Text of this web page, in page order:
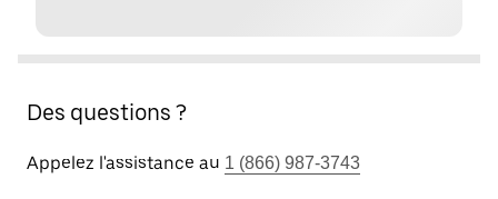
Des questions ?
Appelez l'assistance au 1 (866) 987-3743